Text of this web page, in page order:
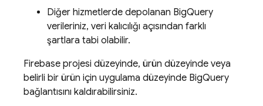
Diğer hizmetlerde depolanan BigQuery
verileriniz, veri kalıcılığı açısından farklı
şartlara tabi olabilir.
Firebase projesi düzeyinde, ürün düzeyinde veya
belirli bir ürün için uygulama düzeyinde BigQuery
bağlantısını kaldırabilirsiniz.